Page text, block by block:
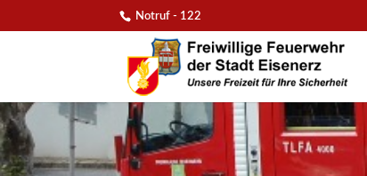
Notruf - 122